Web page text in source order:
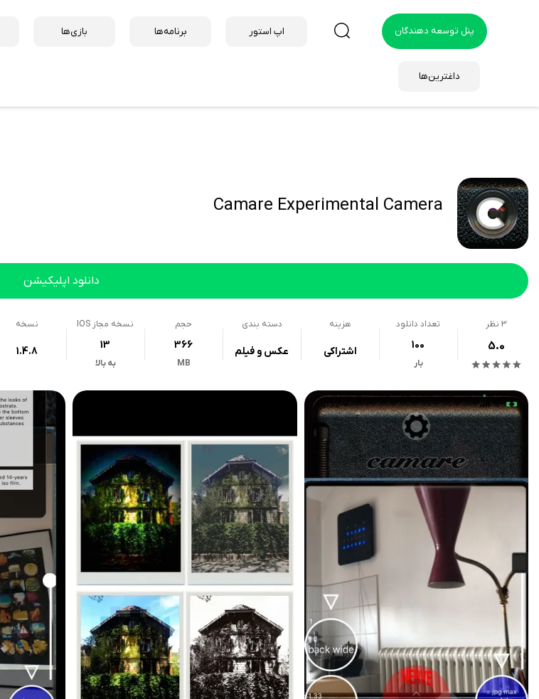
پنل توسعه دهندگان اپ استور برنامه‌ها بازی‌ها
داغترین‌ها
Camare Experimental Camera
دانلود اپلیکیشن
3 نظر
5.0
تعداد دانلود
100
بار
هزینه
اشتراکی
دسته بندی
عکس و فیلم
حجم
366
MB
نسخه مجاز IOS
13
به بالا
نسخه
1.4.8